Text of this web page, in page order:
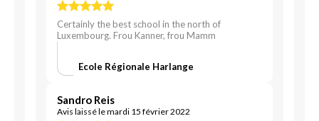
Certainly the best school in the north of
Luxembourg. Frou Kanner, frou Mamm
Ecole Régionale Harlange
Sandro Reis
Avis laissé le mardi 15 février 2022